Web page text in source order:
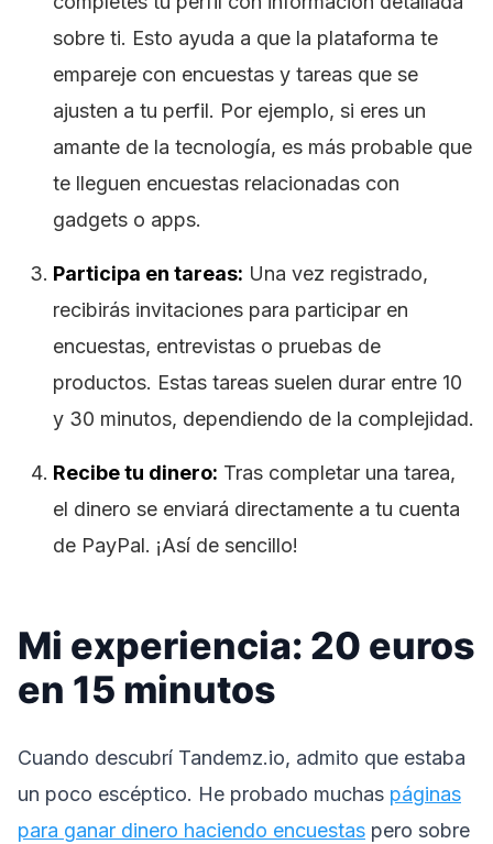
sobre ti. Esto ayuda a que la plataforma te
empareje con encuestas y tareas que se
ajusten a tu perfil. Por ejemplo, si eres un
amante de la tecnología, es más probable que
te lleguen encuestas relacionadas con
gadgets o apps.
Participa en tareas: Una vez registrado,
recibirás invitaciones para participar en
encuestas, entrevistas o pruebas de
productos. Estas tareas suelen durar entre 10
y 30 minutos, dependiendo de la complejidad.
Recibe tu dinero: Tras completar una tarea,
el dinero se enviará directamente a tu cuenta
de PayPal. ¡Así de sencillo!
Mi experiencia: 20 euros
en 15 minutos
Cuando descubrí Tandemz.io, admito que estaba
un poco escéptico. He probado muchas páginas
para ganar dinero haciendo encuestas pero sobre